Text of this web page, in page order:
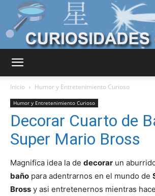
Curiosas
del
Inicio Humor y Entretenimiento Curioso
Humor y Entretenimiento Curioso
Decorar Cuarto de
Super Mario Bross
Magnifica idea la de decorar un
baño para adentrarnos en el mundo de
Bross y asi entretenernos mientras